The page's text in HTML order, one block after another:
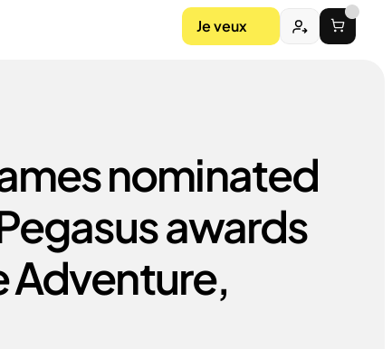
Je veux
nominated
awards
Adventure,